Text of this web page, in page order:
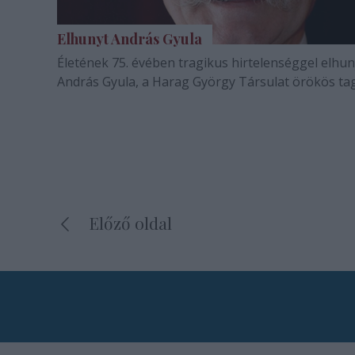
Elhunyt András Gyula
Életének 75. évében tragikus hirtelenséggel
András Gyula, a Harag György Társulat örökös
Előző oldal